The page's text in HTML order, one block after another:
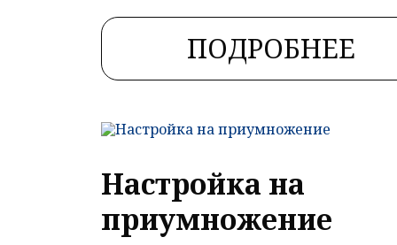
ПОДРОБНЕЕ
Настройка на
приумножение